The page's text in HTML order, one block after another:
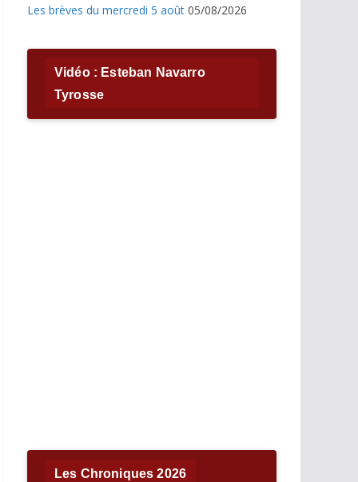
Les brèves du mercredi 5 août 05/08/2026
Vidéo : Esteban Navarro
Tyrosse
Les Chroniques 2026